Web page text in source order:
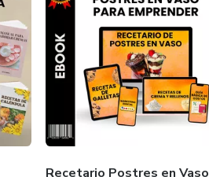
Recetario Postres en Vaso